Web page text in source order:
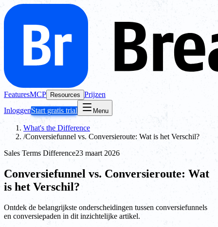
FeaturesMCP Resources Prijzen
InloggenStart gratis trial Menu
What's the Difference
/Conversiefunnel vs. Conversieroute: Wat is het Verschil?
Sales Terms Difference23 maart 2026
Conversiefunnel vs. Conversieroute: Wat
is het Verschil?
Ontdek de belangrijkste onderscheidingen tussen conversiefunnels
en conversiepaden in dit inzichtelijke artikel.